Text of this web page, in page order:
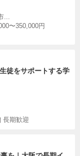
...
〜350,000円
徒をサポートする学
長期歓迎